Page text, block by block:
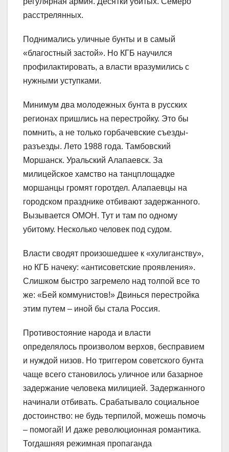
расстрелянных.
Поднимались уличные бунты и в самый
«благостный застой». Но КГБ научился
профилактировать, а власти вразумились с
нужными уступками.
Минимум два молодежных бунта в русских
регионах пришлись на перестройку. Это бы
помнить, а не только горбачевские съезды-
разъезды. Лето 1988 года. Тамбовский
Моршанск. Уральский Алапаевск. За
милицейское хамство на танцплощадке
моршанцы громят горотдел. Алапаевцы на
городском празднике отбивают задержанного.
Вызывается ОМОН. Тут и там по одному
убитому. Несколько человек под судом.
Власти сводят произошедшее к «хулиганству»,
но КГБ начеку: «антисоветские проявления».
Слишком быстро загремело над толпой все то
же: «Бей коммунистов!» Двинься перестройка
этим путем – иной бы стала Россия.
Противостояние народа и власти
определялось произволом верхов, бесправием
и нуждой низов. Но триггером советского бунта
чаще всего становилось уличное или базарное
задержание человека милицией. Задержанного
начинали отбивать. Срабатывало социальное
достоинство: не будь терпилой, можешь помочь
– помогай! И даже революционная романтика.
Тогдашняя режимная пропаганда